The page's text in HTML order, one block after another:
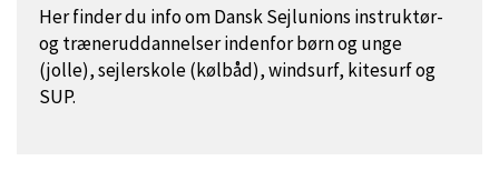
Her finder du info om Dansk Sejlunions instruktør-
og træneruddannelser indenfor børn og unge
(jolle), sejlerskole (kølbåd), windsurf, kitesurf og
SUP.